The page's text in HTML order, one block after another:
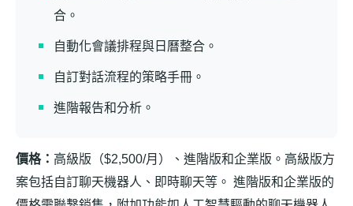
合。
自動化會議排程與日曆整合。
自訂對話流程的策略手冊。
進階報告和分析。
價格： 高級版（$2,500/月）、進階版和企業版。高級版方
案包括自訂聊天機器人、即時聊天等。 進階版和企業版的